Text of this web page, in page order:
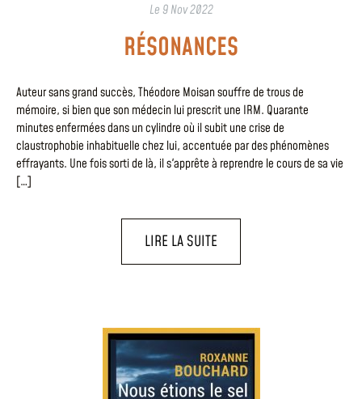
Le 9 Nov 2022
RÉSONANCES
Auteur sans grand succès, Théodore Moisan souffre de trous de
mémoire, si bien que son médecin lui prescrit une IRM. Quarante
minutes enfermées dans un cylindre où il subit une crise de
claustrophobie inhabituelle chez lui, accentuée par des phénomènes
effrayants. Une fois sorti de là, il s'apprête à reprendre le cours de sa vie
[…]
LIRE LA SUITE